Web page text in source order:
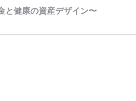
と健康の資産デザイン〜